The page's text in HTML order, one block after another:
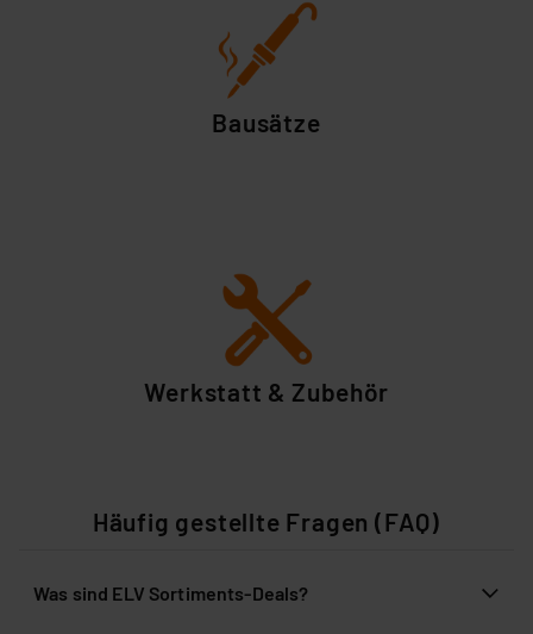
Bausätze
Werkstatt & Zubehör
Häufig gestellte Fragen (FAQ)
Was sind ELV Sortiments-Deals?